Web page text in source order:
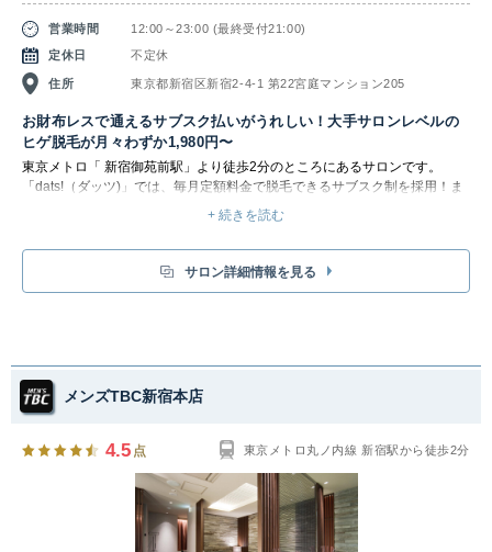
営業時間
12:00～23:00 (最終受付21:00)
定休日
不定休
住所 東京都新宿区新宿2-4-1 第22宮庭マンション205
お財布レスで通えるサブスク払いがうれしい！大手サロンレベルの
ヒゲ脱毛が月々わずか1,980円〜
東京メトロ「 新宿御苑前駅」より徒歩2分のところにあるサロンです。
「dats!（ダッツ)」では、毎月定額料金で脱毛できるサブスク制を採用！ま
た、「お試し感覚で脱毛にトライしてみたい」人向けの都度払い制もありま
す。学生さんや新社会人の方でも、お財布に優しく、うっとうしいヒゲや体
サブスク脱毛のメリットは、「高額なローン契約の縛りがない」「お財布い
金されるので後悔なし。月1のペースで通った場合、サブスクは都度払い制
よりも最大55%もお得になる、うれしいメリットもあります。
大手サロンで5,000台超えの導入実績がある脱毛機、
射が可能なため、短時間で広範囲な部位を照射できる「速さ」がポイント。
さらに、冷却機能付きなので、これまでのメンズ脱毛に比べて「痛みが少な
「男が脱毛なんて恥ずかしい」という考えは古いです。清潔感・身だしなみ
のコンプレックスに振り回されないためにも、メンズ脱毛がおすすめ！
dats!（ダッツ）ならヒゲ脱毛月額1,980円〜、全身脱毛月額9,900〜はじめ
+ 続きを読む
サロン詳細情報を見る
メンズTBC新宿本店
4.5 点 東京メトロ丸ノ内線 新宿駅から徒歩2分